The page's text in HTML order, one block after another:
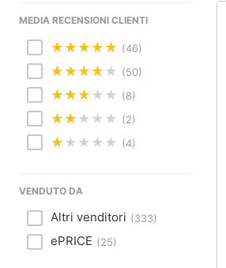
Motori
Festività e ricorrenze
MEDIA RECENSIONI CLIENTI
(46)
(50)
(8)
(2)
(4)
VENDUTO DA
Altri venditori (333)
ePRICE (25)